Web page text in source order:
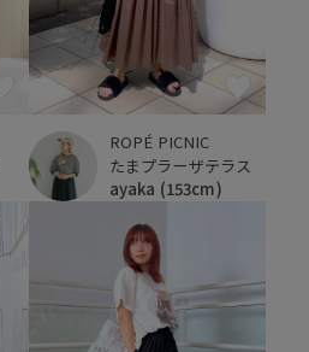
ROPÉ PICNIC
たまプラーザテラス
ayaka (153cm)